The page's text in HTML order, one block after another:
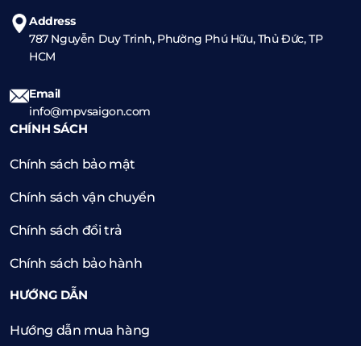
Address
787 Nguyễn Duy Trinh, Phường Phú Hữu, Thủ Đức, TP
HCM
Email
info@mpvsaigon.com
CHÍNH SÁCH
Chính sách bảo mật
Chính sách vận chuyển
Chính sách đổi trả
Chính sách bảo hành
HƯỚNG DẪN
Hướng dẫn mua hàng